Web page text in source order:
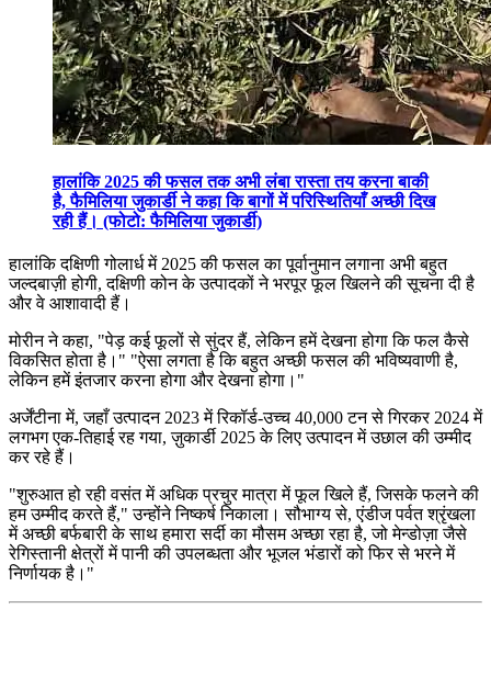
हालांकि 2025 की फसल तक अभी लंबा रास्ता तय करना बाकी
है, फैमिलिया जुकार्डी ने कहा कि बागों में परिस्थितियाँ अच्छी दिख
रही हैं। (फोटो: फैमिलिया जुकार्डी)
हालांकि दक्षिणी गोलार्ध में 2025 की फसल का पूर्वानुमान लगाना अभी बहुत
जल्दबाज़ी होगी, दक्षिणी कोन के उत्पादकों ने भरपूर फूल खिलने की सूचना दी है
और वे आशावादी हैं।
मोरीन ने कहा, "पेड़ कई फूलों से सुंदर हैं, लेकिन हमें देखना होगा कि फल कैसे
विकसित होता है।" "ऐसा लगता है कि बहुत अच्छी फसल की भविष्यवाणी है,
लेकिन हमें इंतजार करना होगा और देखना होगा।"
अर्जेंटीना में, जहाँ उत्पादन 2023 में रिकॉर्ड-उच्च 40,000 टन से गिरकर 2024 में
लगभग एक-तिहाई रह गया, ज़ुकार्डी 2025 के लिए उत्पादन में उछाल की उम्मीद
कर रहे हैं।
"शुरुआत हो रही वसंत में अधिक प्रचुर मात्रा में फूल खिले हैं, जिसके फलने की
हम उम्मीद करते हैं," उन्होंने निष्कर्ष निकाला। सौभाग्य से, एंडीज पर्वत श्रृंखला
में अच्छी बर्फबारी के साथ हमारा सर्दी का मौसम अच्छा रहा है, जो मेन्डोज़ा जैसे
रेगिस्तानी क्षेत्रों में पानी की उपलब्धता और भूजल भंडारों को फिर से भरने में
निर्णायक है।"